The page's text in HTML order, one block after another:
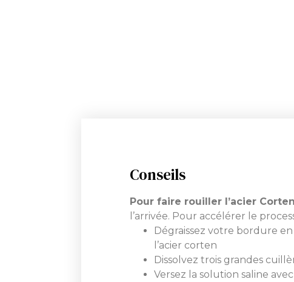
Conseils
Pour faire rouiller l’acier
l’arrivée. Pour accélérer le
Dégraissez votre bordure
l’acier corten
Dissolvez trois grandes
Versez la solution saline